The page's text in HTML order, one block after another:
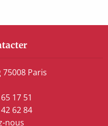
75008 Paris
17 51
62 84
nous